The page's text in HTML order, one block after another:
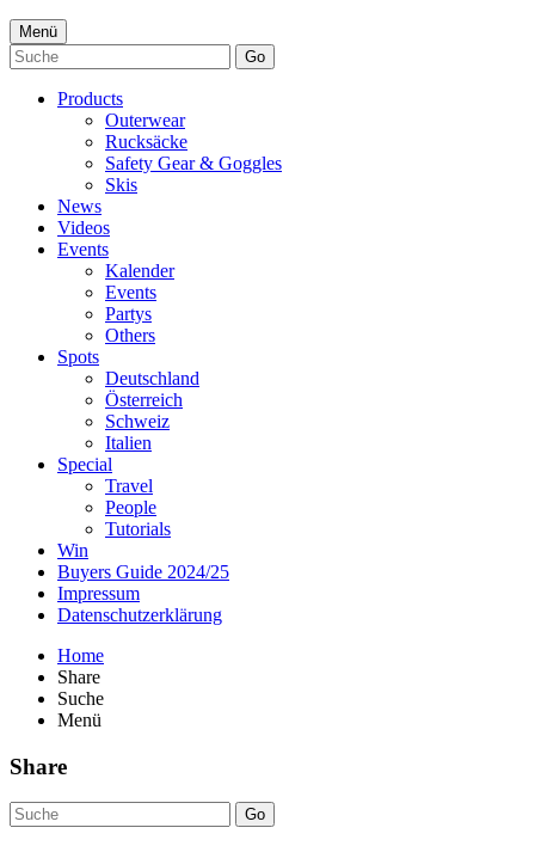
Menü
Go
Products
Outerwear
Rucksäcke
Safety Gear & Goggles
Skis
News
Videos
Events
Kalender
Events
Partys
Others
Spots
Deutschland
Österreich
Schweiz
Italien
Special
Travel
People
Tutorials
Win
Buyers Guide 2024/25
Impressum
Datenschutzerklärung
Home
Share
Suche
Menü
Share
Go